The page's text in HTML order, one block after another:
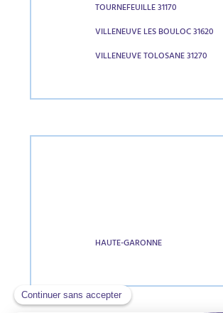
TOURNEFEUILLE 31170
VILLENEUVE LES BOULOC 31620
VILLENEUVE TOLOSANE 31270
HAUTE-GARONNE